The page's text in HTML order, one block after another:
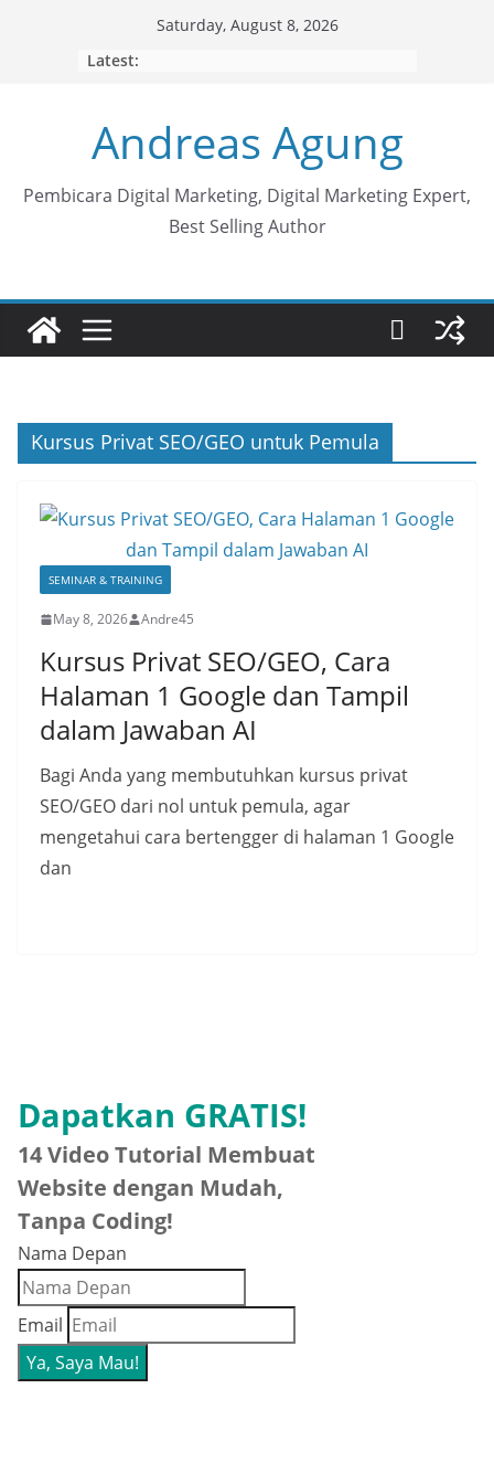
Saturday, August 8, 2026
Latest:
Andreas Agung
Pembicara Digital Marketing, Digital Marketing Expert,
Best Selling Author
Kursus Privat SEO/GEO untuk Pemula
SEMINAR & TRAINING
May 8, 2026 Andre45
Kursus Privat SEO/GEO, Cara
Halaman 1 Google dan Tampil
dalam Jawaban AI
Bagi Anda yang membutuhkan kursus privat
SEO/GEO dari nol untuk pemula, agar
mengetahui cara bertengger di halaman 1 Google
dan
Dapatkan GRATIS!
14 Video Tutorial Membuat
Website dengan Mudah,
Tanpa Coding!
Nama Depan
Email